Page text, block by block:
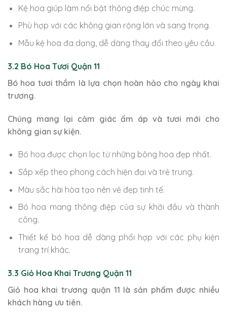
Kệ hoa giúp làm nổi bật thông điệp chúc mừng.
Phù hợp với các không gian rộng lớn và sang trọng.
Mẫu kệ hoa đa dạng, dễ dàng thay đổi theo yêu cầu.
3.2 Bó Hoa Tươi Quận 11
Bó hoa tươi thắm là lựa chọn hoàn hảo cho ngày khai
trương.
Chúng mang lại cảm giác ấm áp và tươi mới cho
không gian sự kiện.
Bó hoa được chọn lọc từ những bông hoa đẹp nhất.
Sắp xếp theo phong cách hiện đại và trẻ trung.
Màu sắc hài hòa tạo nên vẻ đẹp tinh tế.
Bó hoa mang thông điệp của sự khởi đầu và thành
công.
Thiết kế bó hoa dễ dàng phối hợp với các phụ kiện
trang trí khác.
3.3 Giỏ Hoa Khai Trương Quận 11
Giỏ hoa khai trương quận 11 là sản phẩm được nhiều
khách hàng ưu tiên.